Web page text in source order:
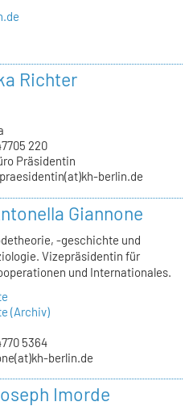
Richter
220
Präsidentin
berlin.de
Giannone
-geschichte und
Vizepräsidentin für
und Internationales.
(Archiv)
5364
berlin.de
Imorde